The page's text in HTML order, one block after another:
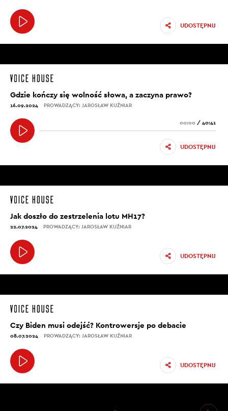
UDOSTĘPNIJ
Gdzie kończy się wolność słowa, a zaczyna prawo?
16.09.2024 PROWADZĄCY: JAROSŁAW KUŹNIAR
00:00 / 40:41
UDOSTĘPNIJ
Jak doszło do zestrzelenia lotu MH17?
22.07.2024 PROWADZĄCY: JAROSŁAW KUŹNIAR
UDOSTĘPNIJ
Czy Biden musi odejść? Kontrowersje po debacie
08.07.2024 PROWADZĄCY: JAROSŁAW KUŹNIAR
UDOSTĘPNIJ